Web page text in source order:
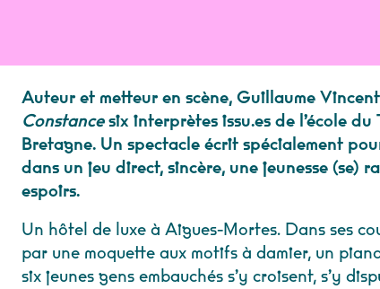
Auteur et metteur en scène, Guillaume
Constancesix interprètes issu.es de l’école
Bretagne. Un spectacle écrit spécialement
dans un jeu direct, sincère, une jeunesse (se)
espoirs.
Un hôtel de luxe à Aigues-Mortes. Dans ses
par une moquette aux motifs à damier, un
six jeunes gens embauchés s’y croisent, s’y